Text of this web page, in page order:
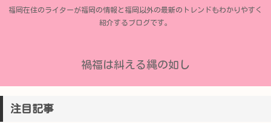
福岡在住のライターが福岡の情報と福岡以外の最新のトレンドもわかりやすく
紹介するブログです。
禍福は糾える縄の如し
注目記事